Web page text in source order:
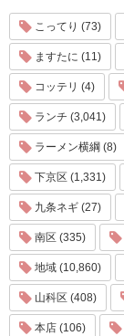
こってり (73)
ますたに (11)
コッテリ (4)
ランチ (3,041)
ラーメン横綱 (8)
下京区 (1,331)
九条ネギ (27)
南区 (335)
地域 (10,860)
山科区 (408)
本店 (106)